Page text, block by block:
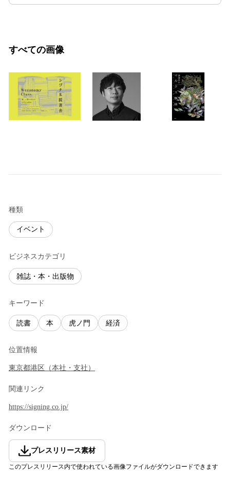
すべての画像
種類
イベント
ビジネスカテゴリ
雑誌・本・出版物
キーワード
読書 本 虎ノ門 経済
位置情報
東京都港区 （本社・支社 ）
関連リンク
https://signing.co.jp/
ダウンロード
プレスリリース素材
このプレスリリース内で使われている画像ファイルがダウンロードできます